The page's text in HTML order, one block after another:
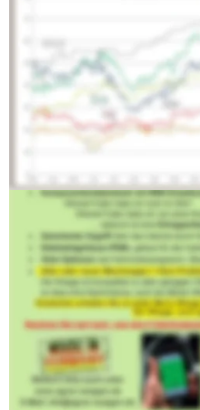
Fernbedienung mit jedem
Endgerät unabhängig vom
kostengünstige Anzeige und
Ladefahrzeug.
Smartphone
Laptop
PC
Integrierte WLAN Einheit
Als Zugriffspunkt
Zur Verbindung mit
Zugriff vom
weiter außerhalb Laden.
Keine Cloud, alle Daten